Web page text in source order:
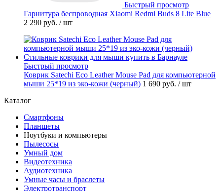
Быстрый просмотр
Гарнитура беспроводная Xiaomi Redmi Buds 8 Lite Blue
2 290 руб. / шт
Быстрый просмотр
Коврик Satechi Eco Leather Mouse Pad для компьютерной
мыши 25*19 из эко-кожи (черный) 1 690 руб. / шт
Каталог
Смартфоны
Планшеты
Ноутбуки и компьютеры
Пылесосы
Умный дом
Видеотехника
Аудиотехника
Умные часы и браслеты
Электротранспорт